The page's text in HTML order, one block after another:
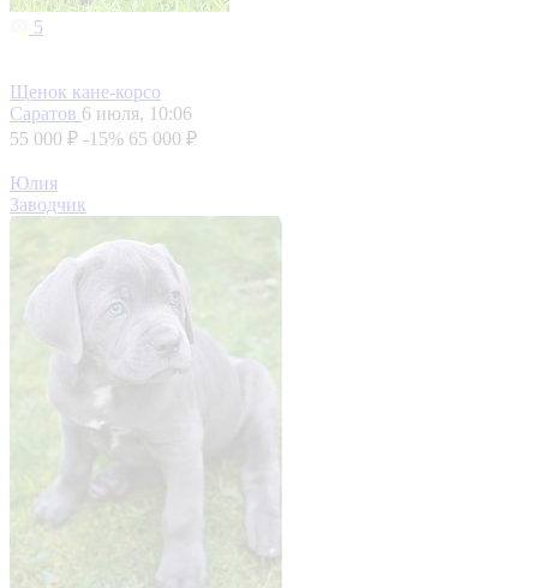
5
Щенок кане-корсо
Саратов 6 июля, 10:06
55 000 ₽ -15% 65 000 ₽
Юлия
Заводчик